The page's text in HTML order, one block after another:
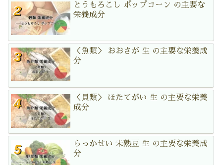
とうもろこし ポップコーン の主要な
栄養成分
＜魚類＞ おおさが 生 の主要な栄養成
分
＜貝類＞ ほたてがい 生 の主要な栄養
成分
らっかせい 未熟豆 生 の主要な栄養成
分